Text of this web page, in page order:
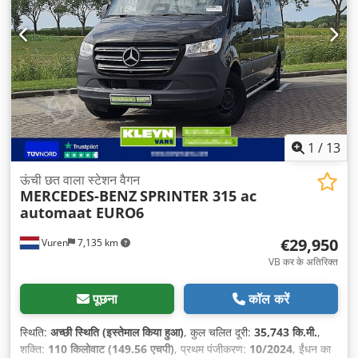
कंट्रोल, नेविगेशन प्रणाली, पावर मिरर (इलेक्ट्रिक नियंत्रित शीशा), ब्लूटूथ,
1 / 13
Vuren 7,135 km
ऊंची छत वाला स्टेशन वैगन
MERCEDES-BENZSPRINTER 315 ac
automaat EURO6
€29,950
VB कर के अतिरिक्त
पूछना कॉल करें
स्थिति: अच्छी स्थिति (इस्तेमाल किया हुआ), कुल चलित दूरी: 35,743 कि.मी.,
शक्ति: 110 किलोवाट (149.56 एचपी), प्रथम पंजीकरण: 10/2024, ईंधन का